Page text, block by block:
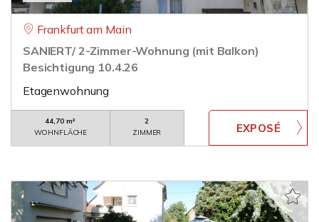
Frankfurt am Main
SANIERT/ 2-Zimmer-Wohnung (mit Balkon)
Besichtigung 10.4.26
Etagenwohnung
44,70 m²
WOHNFLÄCHE
2
ZIMMER